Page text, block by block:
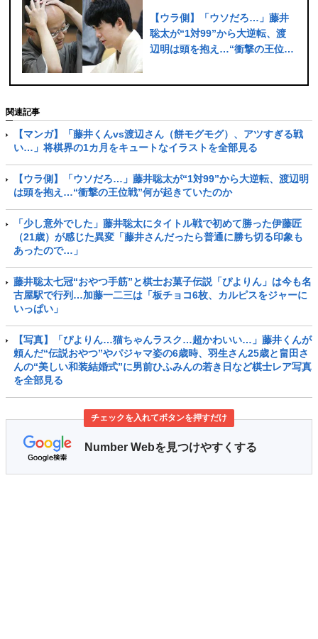
【ウラ側】「ウソだろ…」藤井
聡太が“1対99”から大逆転、渡
辺明は頭を抱え…“衝撃の王位
関連記事
【マンガ】「藤井くんvs渡辺さん（餅モグモグ）、アツすぎる戦
い…」将棋界の1カ月をキュートなイラストを全部見る
【ウラ側】「ウソだろ…」藤井聡太が“1対99”から大逆転、渡辺明
は頭を抱え…“衝撃の王位戦”何が起きていたのか
「少し意外でした」藤井聡太にタイトル戦で初めて勝った伊藤匠
（21歳）が感じた異変「藤井さんだったら普通に勝ち切る印象も
あったので…」
藤井聡太七冠“おやつ手筋”と棋士お菓子伝説「ぴよりん」は今も名
古屋駅で行列…加藤一二三は「板チョコ6枚、カルピスをジャーに
いっぱい」
【写真】「ぴよりん…猫ちゃんラスク…超かわいい…」藤井くんが
頼んだ“伝説おやつ”やパジャマ姿の6歳時、羽生さん25歳と畠田さ
んの“美しい和装結婚式”に男前ひふみんの若き日など棋士レア写真
を全部見る
チェックを入れてボタンを押すだけ
Number Webを見つけやすくする